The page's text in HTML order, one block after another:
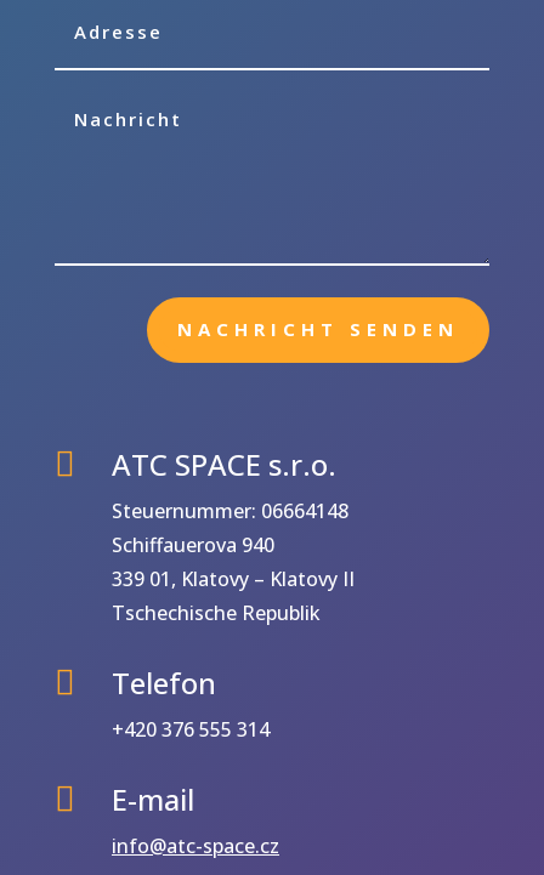
NACHRICHT SENDEN
 ATC SPACE s.r.o.
Steuernummer: 06664148
Schiffauerova 940
339 01, Klatovy – Klatovy II
Tschechische Republik
 Telefon
+420 376 555 314
 E-mail
info@atc-space.cz